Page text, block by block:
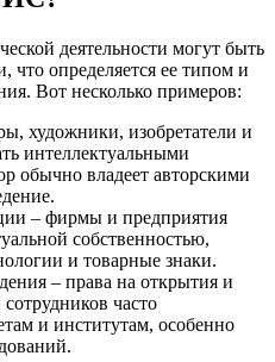
деятельности могут быть
что определяется ее типом и
Вот несколько примеров:
художники, изобретатели и
интеллектуальными
обычно владеет авторскими
– фирмы и предприятия
собственностью,
и товарные знаки.
– права на открытия и
часто
и институтам, особенно